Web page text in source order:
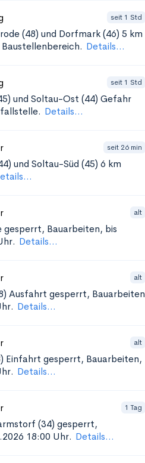
seit 1 Std
(48) und Dorfmark (46) 5 km
Details...
seit 1 Std
und Soltau-Ost (44) Gefahr
Details...
seit 26 min
und Soltau-Süd (45) 6 km
alt
gesperrt, Bauarbeiten, bis
Details...
alt
Ausfahrt gesperrt,
Details...
alt
Einfahrt gesperrt, Bauarbeiten,
Details...
1 Tag
(34) gesperrt,
18:00 Uhr. Details...